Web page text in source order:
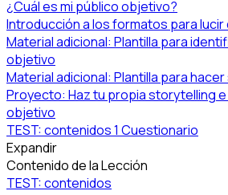
¿Cuál es mi público objetivo?
Introducción a los formatos para
Material adicional: Plantilla para
objetivo
Material adicional: Plantilla para
Proyecto: Haz tu propia storytelling
objetivo
TEST: contenidos1 Cuestionario
Expandir
Contenido de la Lección
TEST: contenidos